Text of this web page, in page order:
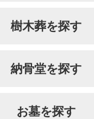
樹木葬を探す
納骨堂を探す
お墓を探す